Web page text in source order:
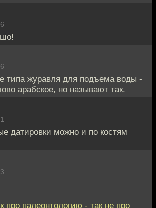
типа журавля для подъема воды -
арабское, но называют так.
датировки можно и по костям
про палеонтологию - так не про